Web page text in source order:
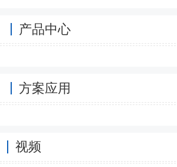
产品中心
方案应用
视频